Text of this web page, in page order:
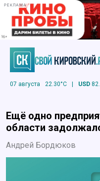
РЕКЛАМА
07 августа 22.30°C | USD
Ещё одно
области
Андрей Бордюков